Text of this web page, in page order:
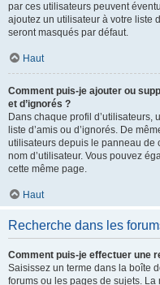
par ces utilisateurs peuvent
ajoutez un utilisateur à votre liste
seront masqués par défaut.
Haut
Comment puis-je ajouter ou
et d’ignorés ?
Dans chaque profil d’utilisateurs,
liste d’amis ou d’ignorés. De
utilisateurs depuis le panneau de
nom d’utilisateur. Vous pouvez
cette même page.
Haut
Recherche dans les
Comment puis-je effectuer une
Saisissez un terme dans la boîte
forums ou les pages de sujets.